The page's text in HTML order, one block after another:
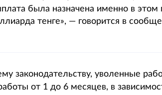
была назначена именно в
тенге», — говорится в
законодательству, уволенные
от 1 до 6 месяцев, в